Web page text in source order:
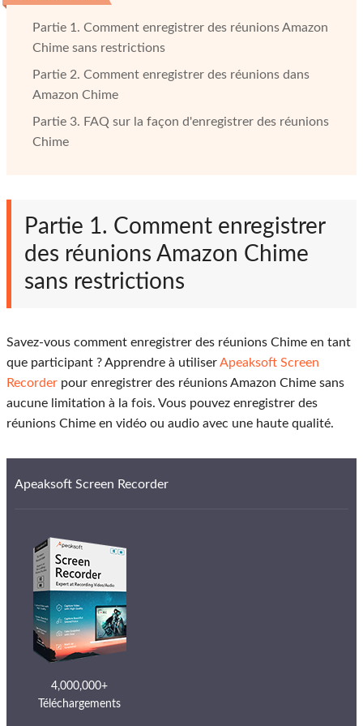
Partie 1. Comment enregistrer des réunions Amazon
Chime sans restrictions
Partie 2. Comment enregistrer des réunions dans
Amazon Chime
Partie 3. FAQ sur la façon d'enregistrer des réunions
Chime
Partie 1. Comment enregistrer
des réunions Amazon Chime
sans restrictions
Savez-vous comment enregistrer des réunions Chime en tant
que participant ? Apprendre à utiliserApeaksoft Screen
Recorder pour enregistrer des réunions Amazon Chime sans
aucune limitation à la fois. Vous pouvez enregistrer des
réunions Chime en vidéo ou audio avec une haute qualité.
Apeaksoft Screen Recorder
4,000,000+
Téléchargements